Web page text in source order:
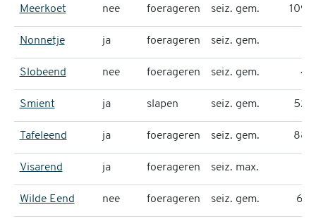
Meerkoet nee foerageren seiz. gem. 1096
Nonnetje ja foerageren seiz. gem.
Slobeend nee foerageren seiz. gem. 46
Smient ja slapen seiz. gem. 524
Tafeleend ja foerageren seiz. gem. 883
Visarend ja foerageren seiz. max.
Wilde Eend nee foerageren seiz. gem. 641